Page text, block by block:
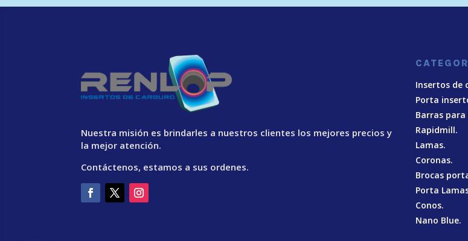
Nuestra misión es brindarles a nuestros clientes los mejores precios y
la mejor atención.
Contáctenos, estamos a sus ordenes.
Insertos de
Porta
Barras
Rapidmill.
Lamas.
Coronas.
Brocas
Porta
Conos.
Nano Blue.